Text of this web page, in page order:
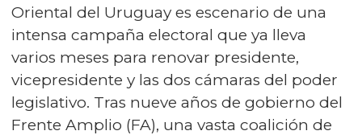
Oriental del Uruguay es escenario de una
intensa campaña electoral que ya lleva
varios meses para renovar presidente,
vicepresidente y las dos cámaras del poder
legislativo. Tras nueve años de gobierno del
Frente Amplio (FA), una vasta coalición de